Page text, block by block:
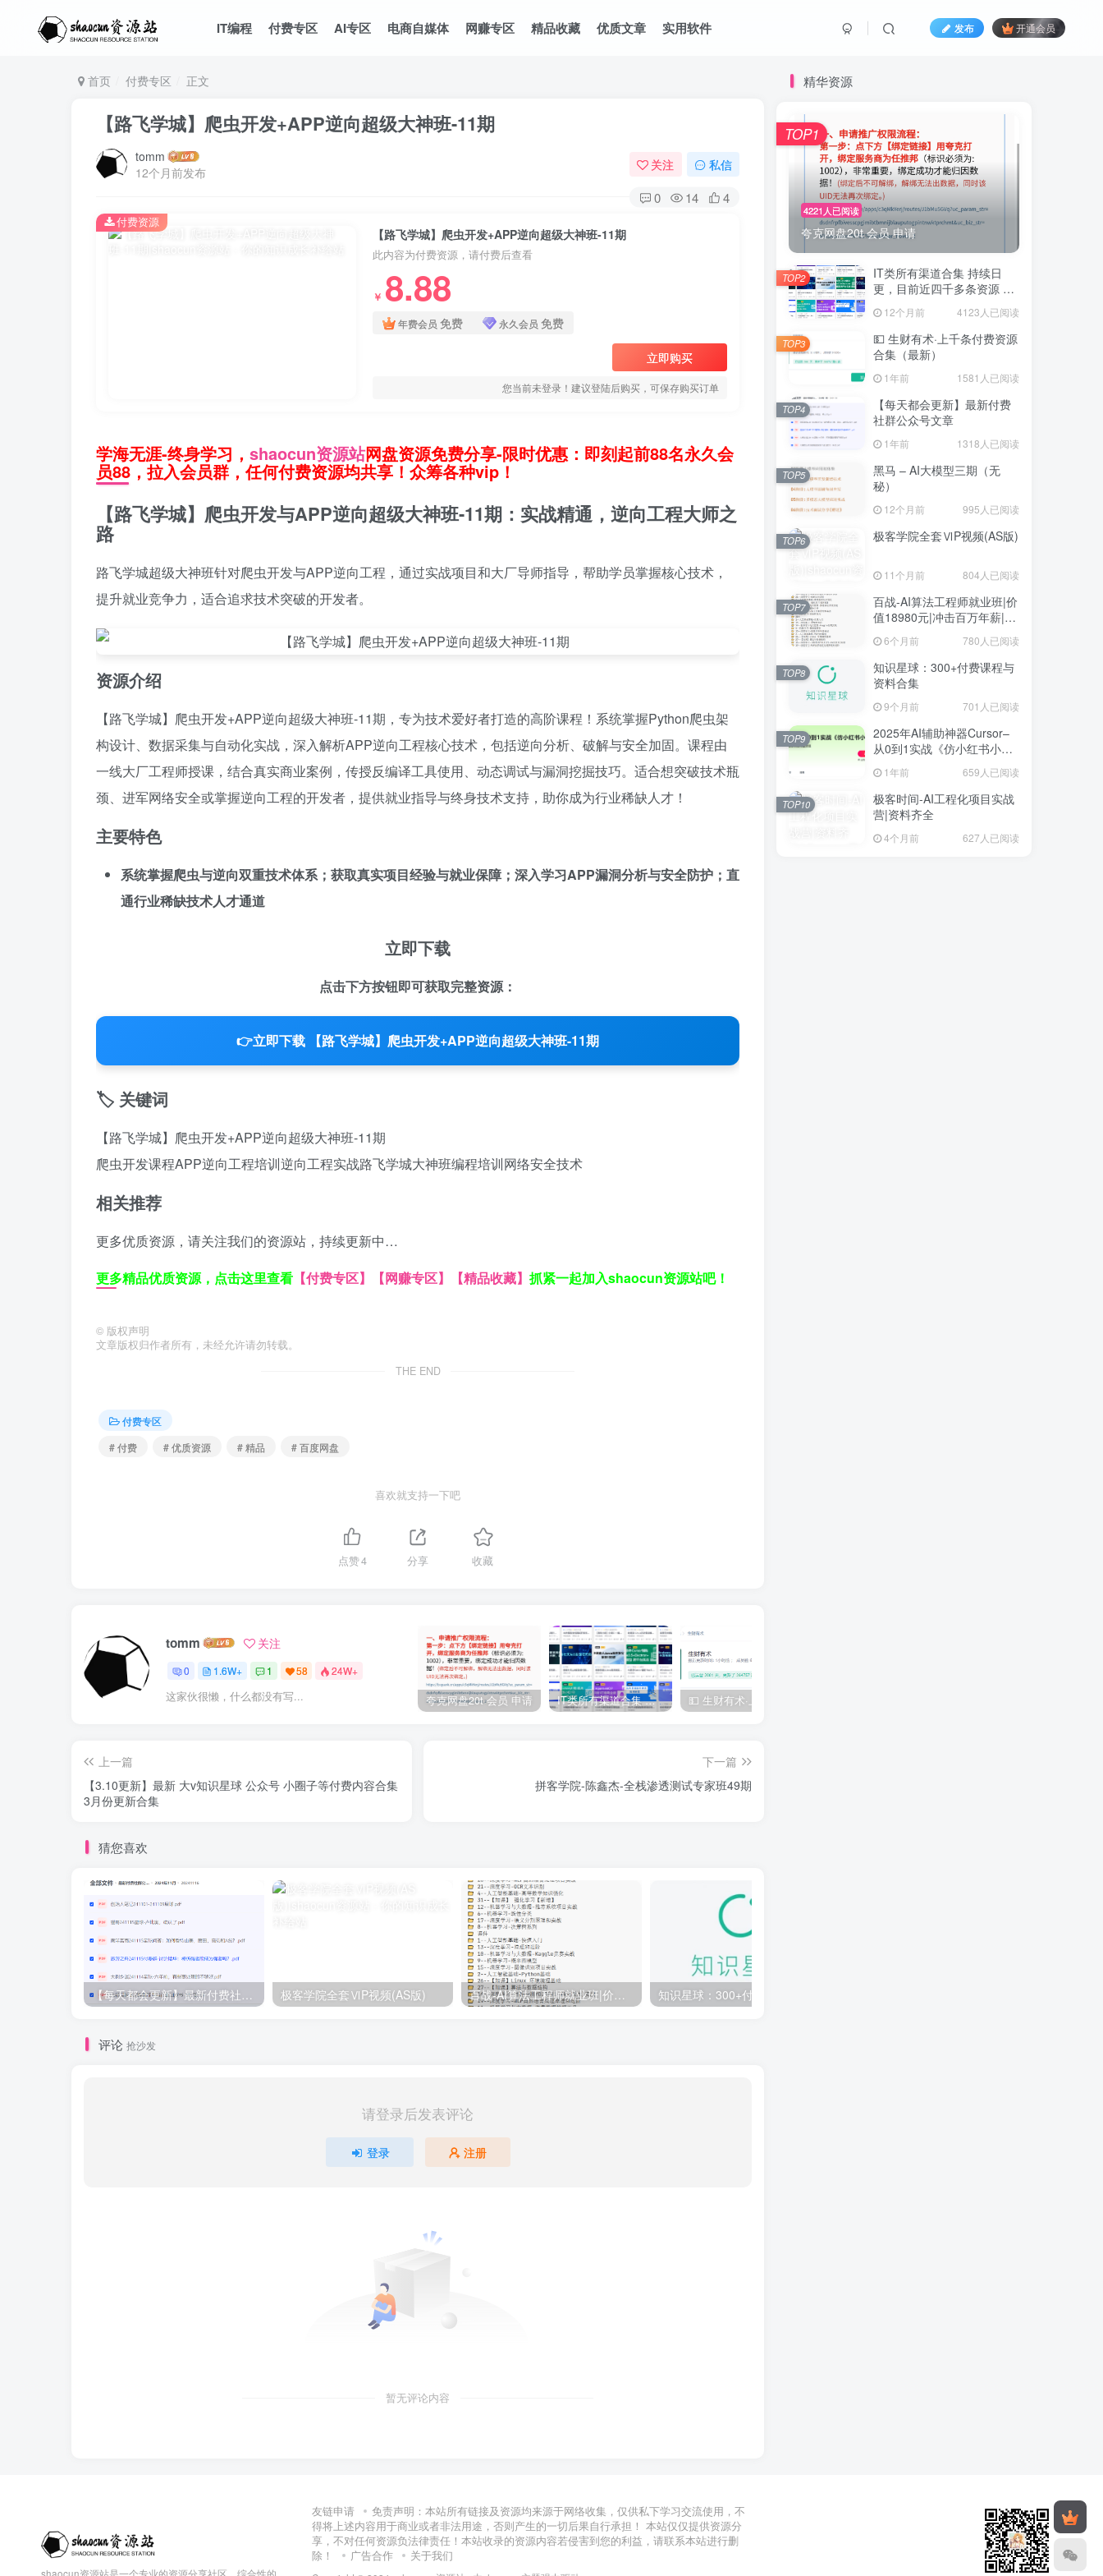
IT编程 付费专区 AI专区 电商自媒体 网赚专区 精品收藏 优质文章 实用软件 发布 开通会员
首页 付费专区 正文
【路飞学城】爬虫开发+APP逆向超级大神班-11期
tomm
12个月前发布
关注 私信
0 14 4
【路飞学城】爬虫开发+APP逆向超级大神班-11期
此内容为付费资源，请付费后查看
￥ 8.88
年费会员 免费 永久会员 免费
立即购买
您当前未登录！建议登陆后购买，可保存购买订单
付费资源
学海无涯-终身学习， shaocun资源站网盘资源免费分享-限时优惠：即刻起前88名永久会
员88，拉入会员群，任何付费资源均共享！众筹各种vip！
【路飞学城】爬虫开发与APP逆向超级大神班-11期：实战精通，逆向工程大师之
路
路飞学城超级大神班针对爬虫开发与APP逆向工程，通过实战项目和大厂导师指导，帮助学员掌握核心技术，
提升就业竞争力，适合追求技术突破的开发者。
资源介绍
【路飞学城】爬虫开发+APP逆向超级大神班-11期，专为技术爱好者打造的高阶课程！系统掌握Python爬虫架
构设计、数据采集与自动化实战，深入解析APP逆向工程核心技术，包括逆向分析、破解与安全加固。课程由
一线大厂工程师授课，结合真实商业案例，传授反编译工具使用、动态调试与漏洞挖掘技巧。适合想突破技术瓶
颈、进军网络安全或掌握逆向工程的开发者，提供就业指导与终身技术支持，助你成为行业稀缺人才！
主要特色
系统掌握爬虫与逆向双重技术体系；获取真实项目经验与就业保障；深入学习APP漏洞分析与安全防护；直
通行业稀缺技术人才通道
立即下载
点击下方按钮即可获取完整资源：
👉立即下载 【路飞学城】爬虫开发+APP逆向超级大神班-11期
🏷️ 关键词
【路飞学城】爬虫开发+APP逆向超级大神班-11期
爬虫开发课程APP逆向工程培训逆向工程实战路飞学城大神班编程培训网络安全技术
相关推荐
更多优质资源，请关注我们的资源站，持续更新中…
更多精品优质资源，点击这里查看 【付费专区】 【网赚专区】 【精品收藏】 抓紧一起加入shaocun资源站吧！
© 版权声明
文章版权归作者所有，未经允许请勿转载。
THE END
付费专区
# 付费
# 优质资源 # 精品 # 百度网盘
喜欢就支持一下吧
点赞4 分享 收藏
tomm 关注
0 1.6W+ 1 58 24W+
这家伙很懒，什么都没有写... 夸克网盘20t 会员 申请 IT类所有渠道合集 持续日更，目前近四千多条资源 年费用户微信私信获取权限
上一篇
【3.10更新】最新 大v知识星球 公众号 小圈子等付费内容合集
3月份更新合集
下一篇
拼客学院-陈鑫杰-全栈渗透测试专家班49期
猜您喜欢
【每天都会更新】最新付费社群公众号文章 极客学院全套ⅥP视频(AS版) 百战-AI算法工程师就业班|价值18980元|冲击百万年薪|完结无秘
评论 抢沙发
请登录后发表评论
登录 注册
暂无评论内容
精华资源
4221人已阅读
夸克网盘20t 会员 申请
TOP1
IT类所有渠道合集 持续日
更，目前近四千多条资源 年
12个月前 4123人已阅读
TOP2
💵 生财有术·上千条付费资源
合集（最新）
1年前 1581人已阅读
TOP3
【每天都会更新】最新付费
社群公众号文章
1年前 1318人已阅读
TOP4
黑马 – AI大模型三期（无
秘）
12个月前 995人已阅读
TOP5
极客学院全套ⅥP视频(AS版)
11个月前 804人已阅读
TOP6
百战-AI算法工程师就业班|价
值18980元|冲击百万年薪|完
结无秘
6个月前 780人已阅读
TOP7
知识星球：300+付费课程与
资料合集
9个月前 701人已阅读
TOP8
2025年AI辅助神器Cursor–
从0到1实战《仿小红书小程
序》1年前 659人已阅读
TOP9
极客时间-AI工程化项目实战
营|资料齐全
4个月前 627人已阅读
TOP10
友链申请
免责声明：本站所有链接及资源均来源于网络收集，仅供私下学习交流使用，不
得将上述内容用于商业或者非法用途，否则产生的一切后果自行承担！ 本站仅仅提供资源分
享，不对任何资源负法律责任！本站收录的资源内容若侵害到您的利益，请联系本站进行删
除！
广告合作 关于我们